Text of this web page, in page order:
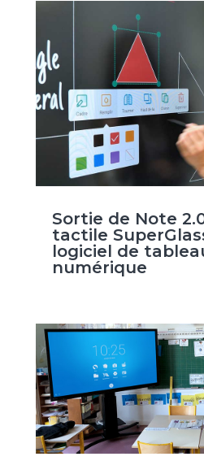
Sortie de Note
tactile
logiciel de
numérique